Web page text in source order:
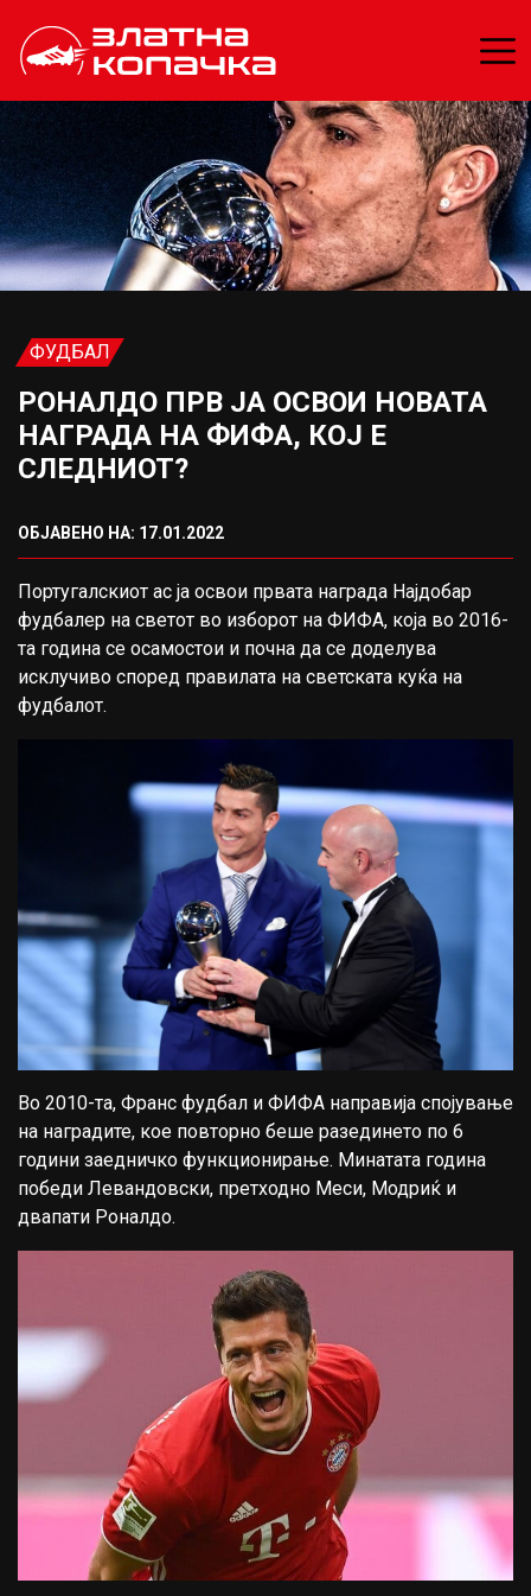
ФУДБАЛ
РОНАЛДО ПРВ ЈА ОСВОИ НОВАТА
НАГРАДА НА ФИФА, КОЈ Е
СЛЕДНИОТ?
ОБЈАВЕНО НА: 17.01.2022
Португалскиот ас ја освои првата награда Најдобар
фудбалер на светот во изборот на ФИФА, која во 2016-
та година се осамостои и почна да се доделува
исклучиво според правилата на светската куќа на
фудбалот.
Во 2010-та, Франс фудбал и ФИФА направија спојување
на наградите, кое повторно беше разединето по 6
години заедничко функционирање. Минатата година
победи Левандовски, претходно Меси, Модриќ и
двапати Роналдо.